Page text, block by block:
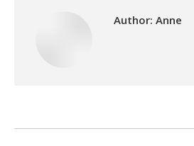
Author: Anne